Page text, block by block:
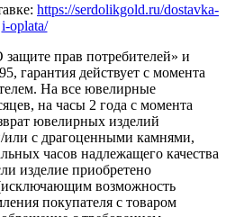
https://serdolikgold.ru/dostavka-
i-oplata/
прав потребителей» и
гарантия действует с момента
На все ювелирные
на часы 2 года с момента
ювелирных изделий
или с драгоценными камнями,
часов надлежащего качества
изделие приобретено
возможность
покупателя с товаром